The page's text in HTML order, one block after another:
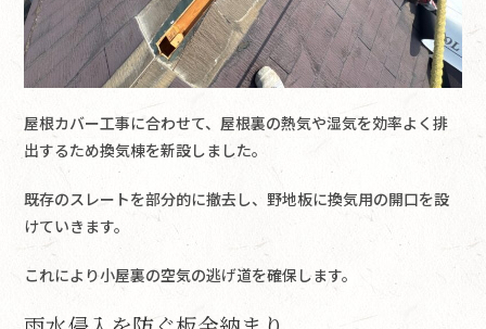
屋根カバー工事に合わせて、屋根裏の熱気や湿気を効率よく排
出するため換気棟を新設しました。
既存のスレートを部分的に撤去し、野地板に換気用の開口を設
けていきます。
これにより小屋裏の空気の逃げ道を確保します。